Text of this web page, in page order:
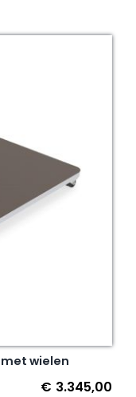
wielen
€ 3.345,00